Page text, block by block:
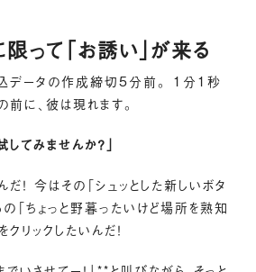
って「お誘い」が来る
データの作成締切5分前。 1分1秒
に、彼は現れます。
てみませんか？」
！ 今はその「シュッとした新しいボタ
の「ちょっと野暮ったいけど場所を熟知
リックしたいんだ！